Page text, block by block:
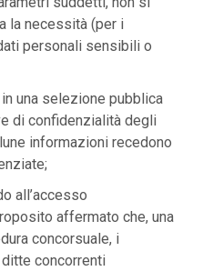
la necessità (per i
personali sensibili o
una selezione pubblica
di confidenzialità degli
informazioni recedono
all’accesso
affermato che, una
concorsuale, i
concorrenti